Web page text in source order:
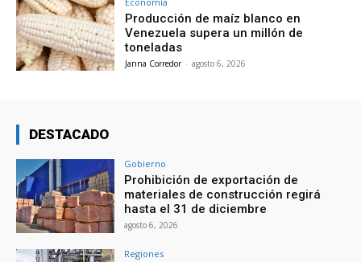
Producción de maíz blanco en
Venezuela supera un millón de
toneladas
Janna Corredor - agosto 6, 2026
DESTACADO
Gobierno
Prohibición de exportación de
materiales de construcción regirá
hasta el 31 de diciembre
agosto 6, 2026
Regiones